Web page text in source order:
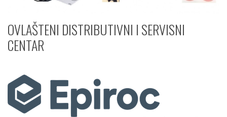
OVLAŠTENI DISTRIBUTIVNI I SERVISNI
CENTAR​